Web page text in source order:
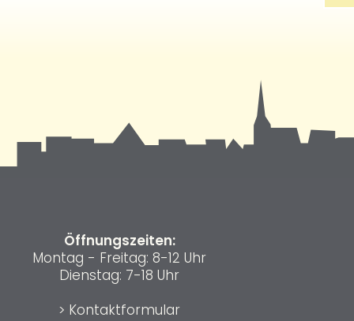
Öffnungszeiten:
Montag - Freitag: 8-12 Uhr
Dienstag: 7-18 Uhr
> Kontaktformular